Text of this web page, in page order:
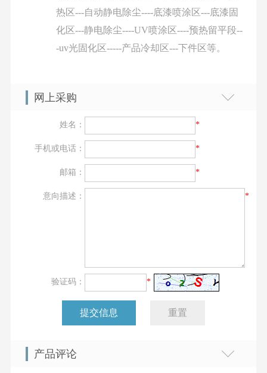
热区---自动静电除尘----底漆喷涂区---底漆固
化区---静电除尘----UV喷涂区----预热留平段--
-uv光固化区-----产品冷却区---下件区等。
网上采购
姓名： *
手机或电话： *
邮箱： *
意向描述： *
验证码： *